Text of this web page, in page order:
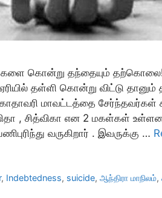
கொன்று தந்தையும்
தள்ளி கொன்று விட்டு
மாவட்டத்தை சேர்ந்தவர்கள்
, சித்விகா என 2 மகள்கள்
வருகிறார் . இவருக்கு …
, Indebtedness, suicide,ஆந்திரா மாநிலம்,